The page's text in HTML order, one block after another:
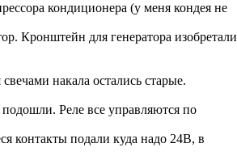
кондиционера (у меня кондея не
Кронштейн для генератора изобретали
накала остались старые.
Реле все управляются по
контакты подали куда надо 24В, в